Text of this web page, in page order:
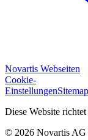
Novartis Webseiten
Cookie-
EinstellungenSitemap
Diese Website
© 2026 Novartis AG